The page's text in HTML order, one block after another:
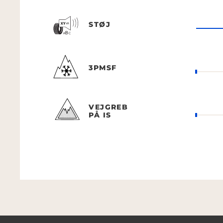
STØJ
3PMSF
VEJGREB
PÅ IS